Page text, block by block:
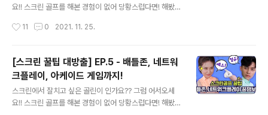
그 세상인 필드골프를 IT 및 VR 기술을 활용한 디지털 세
은 이시대의 많은 기업들과 산업의 성..
요!! 스크린 골프를 해본 경험이 없어 당황스럽다면! 해봤지
를 위한 꿀팁 6가지를 준비했답니다~ 총 5편의 스크린 팁
나요? 하지만 아직도 스크린골프를 완벽하게 제대로 즐기
기엔 못들은 꿀팁 들이 남았답니다 로그인하면 쌓이는 데
이터로 더 재밌게 스크린을 즐겨요! 로그인 후 라운드하면
기록관리, 나스모(나의 스윙 모션) 분석, 샷 분석 등 여러 유
용한 기능을 통해 실력 향상에 도움을 받을 수 있어요 내가
11 0 2021. 11. 25.
[스크린 꿀팁 대방출] EP.5 - 배틀존, 네트워
크플레이, 아케이드 게임까지!
스크린에서 잘치고 싶은 골린이 인가요?? 그럼 어서오세
요!! 스크린 골프를 해본 경험이 없어 당황스럽다면! 해봤지